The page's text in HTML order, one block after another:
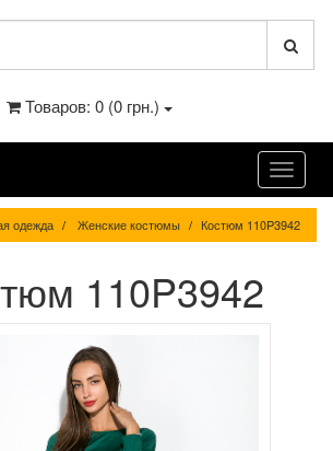
Товаров: 0 (0 грн.)
одежда Женские костюмы Костюм 110P3942
110P3942